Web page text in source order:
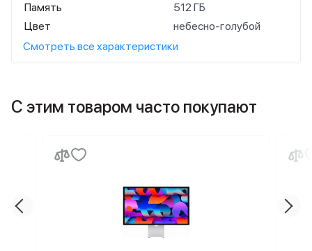
Память
512 ГБ
Цвет
небесно-голубой
Смотреть все характеристики
С этим товаром часто покупают